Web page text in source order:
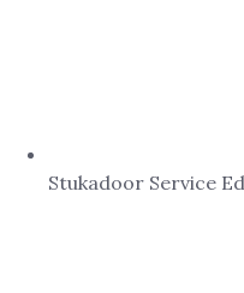
Stukadoor Service